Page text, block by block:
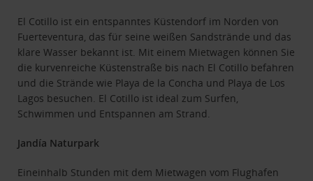
El Cotillo ist ein entspanntes Küstendorf im Norden von
Fuerteventura, das für seine weißen Sandstrände und das
klare Wasser bekannt ist. Mit einem Mietwagen können Sie
die kurvenreiche Küstenstraße bis nach El Cotillo befahren
und die Strände wie Playa de la Concha und Playa de Los
Lagos besuchen. El Cotillo ist ideal zum Surfen,
Schwimmen und Entspannen am Strand.
Jandía Naturpark
Eineinhalb Stunden mit dem Mietwagen vom Flughafen